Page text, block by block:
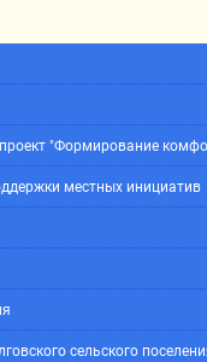
"Формирование
местных инициатив
сельского